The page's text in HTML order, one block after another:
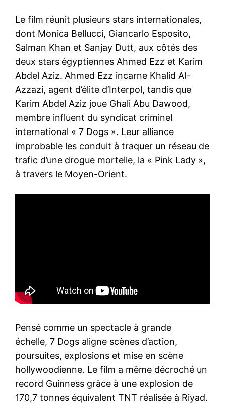
Le film réunit plusieurs stars internationales,
dont Monica Bellucci, Giancarlo Esposito,
Salman Khan et Sanjay Dutt, aux côtés des
deux stars égyptiennes Ahmed Ezz et Karim
Abdel Aziz. Ahmed Ezz incarne Khalid Al-
Azzazi, agent d’élite d’Interpol, tandis que
Karim Abdel Aziz joue Ghali Abu Dawood,
membre influent du syndicat criminel
international « 7 Dogs ». Leur alliance
improbable les conduit à traquer un réseau de
trafic d’une drogue mortelle, la « Pink Lady »,
à travers le Moyen-Orient.
Pensé comme un spectacle à grande
échelle, 7 Dogs aligne scènes d’action,
poursuites, explosions et mise en scène
hollywoodienne. Le film a même décroché un
record Guinness grâce à une explosion de
170,7 tonnes équivalent TNT réalisée à Riyad.